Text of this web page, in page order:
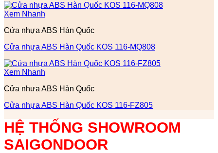
Xem Nhanh
Cửa nhựa ABS Hàn Quốc
Cửa nhựa ABS Hàn Quốc KOS 116-MQ808
Xem Nhanh
Cửa nhựa ABS Hàn Quốc
Cửa nhựa ABS Hàn Quốc KOS 116-FZ805
HỆ THỐNG SHOWROOM
SAIGONDOOR